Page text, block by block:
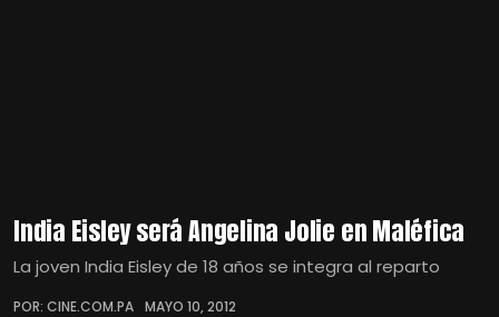
India Eisley será Angelina Jolie en Maléfica
La joven India Eisley de 18 años se integra al reparto
POR: CINE.COM.PA MAYO 10, 2012